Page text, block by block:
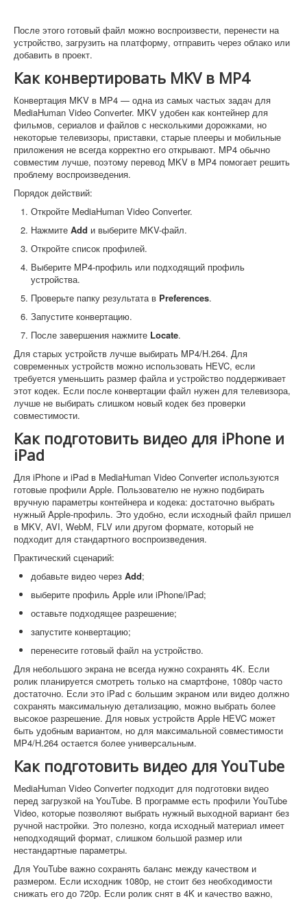
После этого готовый файл можно воспроизвести, перенести на
устройство, загрузить на платформу, отправить через облако или
добавить в проект.
Как конвертировать MKV в MP4
Конвертация MKV в MP4 — одна из самых частых задач для
MediaHuman Video Converter. MKV удобен как контейнер для
фильмов, сериалов и файлов с несколькими дорожками, но
некоторые телевизоры, приставки, старые плееры и мобильные
приложения не всегда корректно его открывают. MP4 обычно
совместим лучше, поэтому перевод MKV в MP4 помогает решить
проблему воспроизведения.
Порядок действий:
Откройте MediaHuman Video Converter.
Нажмите Add и выберите MKV-файл.
Откройте список профилей.
Выберите MP4-профиль или подходящий профиль
устройства.
Проверьте папку результата в Preferences.
Запустите конвертацию.
После завершения нажмите Locate.
Для старых устройств лучше выбирать MP4/H.264. Для
современных устройств можно использовать HEVC, если
требуется уменьшить размер файла и устройство поддерживает
этот кодек. Если после конвертации файл нужен для телевизора,
лучше не выбирать слишком новый кодек без проверки
совместимости.
Как подготовить видео для iPhone и
iPad
Для iPhone и iPad в MediaHuman Video Converter используются
готовые профили Apple. Пользователю не нужно подбирать
вручную параметры контейнера и кодека: достаточно выбрать
нужный Apple-профиль. Это удобно, если исходный файл пришел
в MKV, AVI, WebM, FLV или другом формате, который не
подходит для стандартного воспроизведения.
Практический сценарий:
добавьте видео через Add;
выберите профиль Apple или iPhone/iPad;
оставьте подходящее разрешение;
запустите конвертацию;
перенесите готовый файл на устройство.
Для небольшого экрана не всегда нужно сохранять 4K. Если
ролик планируется смотреть только на смартфоне, 1080p часто
достаточно. Если это iPad с большим экраном или видео должно
сохранять максимальную детализацию, можно выбрать более
высокое разрешение. Для новых устройств Apple HEVC может
быть удобным вариантом, но для максимальной совместимости
MP4/H.264 остается более универсальным.
Как подготовить видео для YouTube
MediaHuman Video Converter подходит для подготовки видео
перед загрузкой на YouTube. В программе есть профили YouTube
Video, которые позволяют выбрать нужный выходной вариант без
ручной настройки. Это полезно, когда исходный материал имеет
неподходящий формат, слишком большой размер или
нестандартные параметры.
Для YouTube важно сохранять баланс между качеством и
размером. Если исходник 1080p, не стоит без необходимости
снижать его до 720p. Если ролик снят в 4K и качество важно,